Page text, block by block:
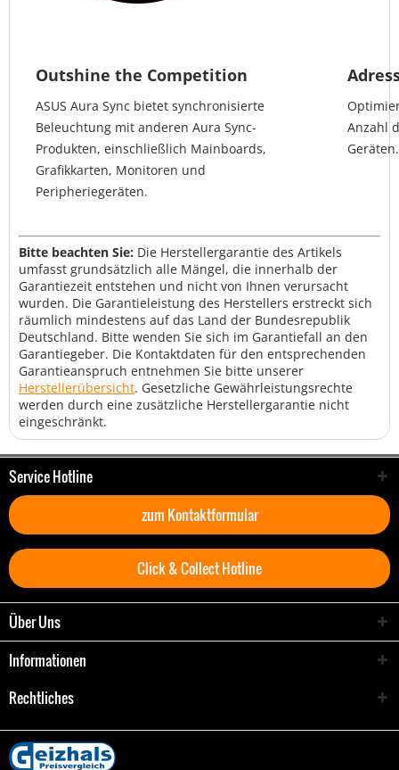
Outshine the Competition
ASUS Aura Sync bietet synchronisierte
Beleuchtung mit anderen Aura Sync-
Produkten, einschließlich Mainboards,
Grafikkarten, Monitoren und
Peripheriegeräten.
Anzahl
Geräten.
Bitte beachten Sie: Die Herstellergarantie des Artikels
umfasst grundsätzlich alle Mängel, die innerhalb der
Garantiezeit entstehen und nicht von Ihnen verursacht
wurden. Die Garantieleistung des Herstellers erstreckt sich
räumlich mindestens auf das Land der Bundesrepublik
Deutschland. Bitte wenden Sie sich im Garantiefall an den
Garantiegeber. Die Kontaktdaten für den entsprechenden
Garantieanspruch entnehmen Sie bitte unserer
Herstellerübersicht. Gesetzliche Gewährleistungsrechte
werden durch eine zusätzliche Herstellergarantie nicht
eingeschränkt.
Service Hotline
zum Kontaktformular
Click & Collect Hotline
Über Uns
Informationen
Rechtliches